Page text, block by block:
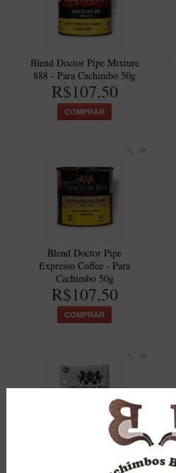
Encerado
BB Liso e Rústico
Elite Longo
Barolo
Maestro – Briar Italiano
Churchwarden – Briar Italiano
MONTE SEU KIT/INICIANTES
Blends Para Cachimbo
Cachimbos
Blend Doctor Pipe Mixture
888 - Para Cachimbo 50g
R$107,50
COMPRAR
Blend Doctor Pipe
Expresso Coffee - Para
Cachimbo 50g
R$107,50
COMPRAR
Blend Doctor Pipe Route